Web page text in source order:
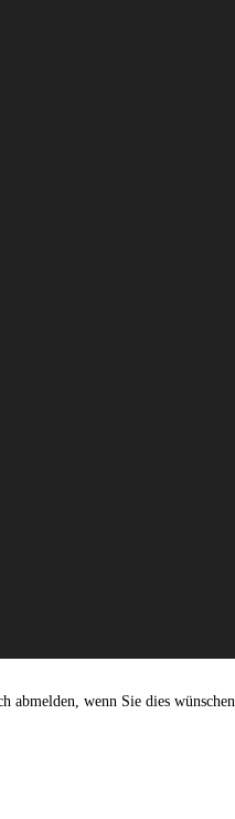
abmelden, wenn Sie dies wünschen.